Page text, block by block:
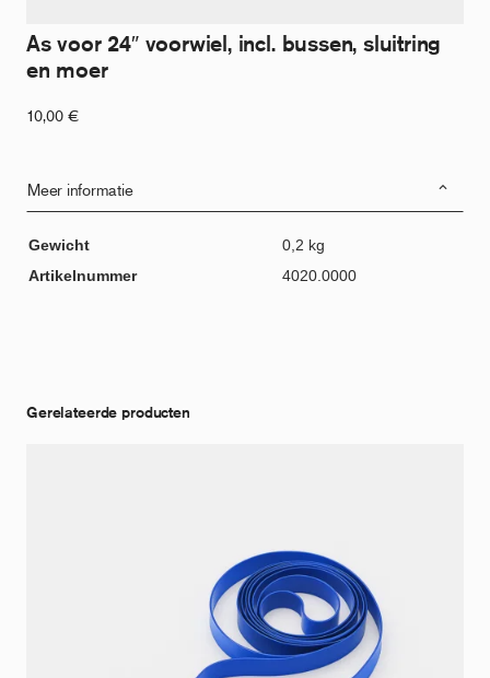
As voor 24″ voorwiel, incl. bussen, sluitring
en moer
10,00 €
Meer informatie
Gewicht
0,2 kg
Artikelnummer
4020.0000
Gerelateerde producten